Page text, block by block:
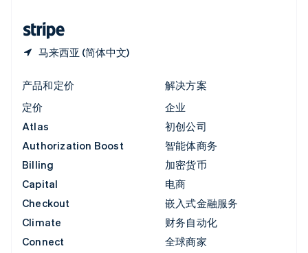
马来西亚 (简体中文)
产品和定价
定价
Atlas
Authorization Boost
Billing
Capital
Checkout
Climate
Connect
解决方案
企业
初创公司
智能体商务
加密货币
电商
嵌入式金融服务
财务自动化
全球商家